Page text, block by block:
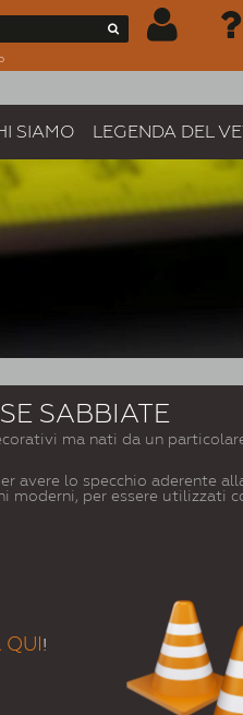
SIAMO LEGENDA DEL
SABBIATE
ma nati da un
avere lo specchio aderente
moderni, per essere utilizzati
QUI!